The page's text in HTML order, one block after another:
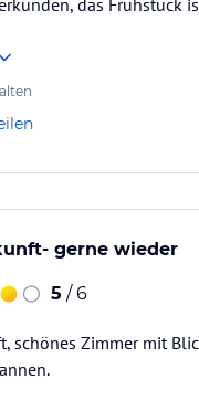
das Frühstück
gerne wieder
5 / 6
schönes Zimmer mit